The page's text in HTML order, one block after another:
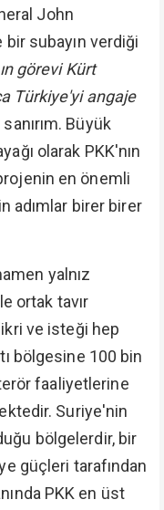
John
subayın verdiği
görevi Kürt
Türkiye'yi angaje
Büyük
olarak PKK'nın
en önemli
adımlar birer birer
yalnız
ortak tavır
ve isteği hep
bölgesine 100 bin
faaliyetlerine
Suriye'nin
bölgelerdir, bir
güçleri tarafından
PKK en üst